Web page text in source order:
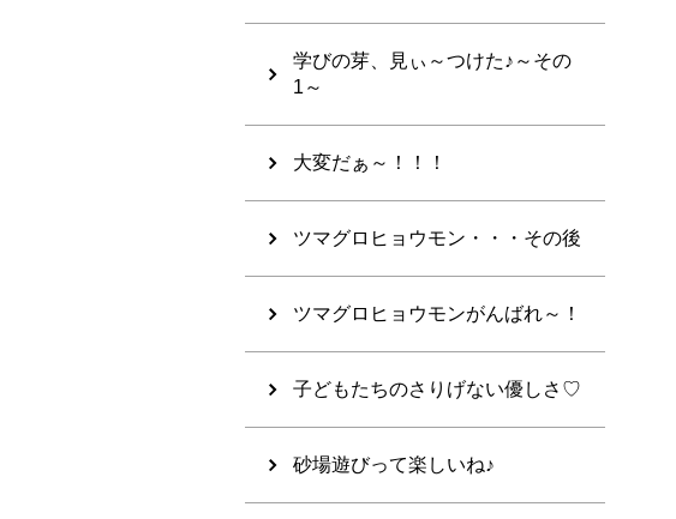
学びの芽、見ぃ～つけた♪～その
1～
大変だぁ～！！！
ツマグロヒョウモン・・・その後
ツマグロヒョウモンがんばれ～！
子どもたちのさりげない優しさ♡
砂場遊びって楽しいね♪